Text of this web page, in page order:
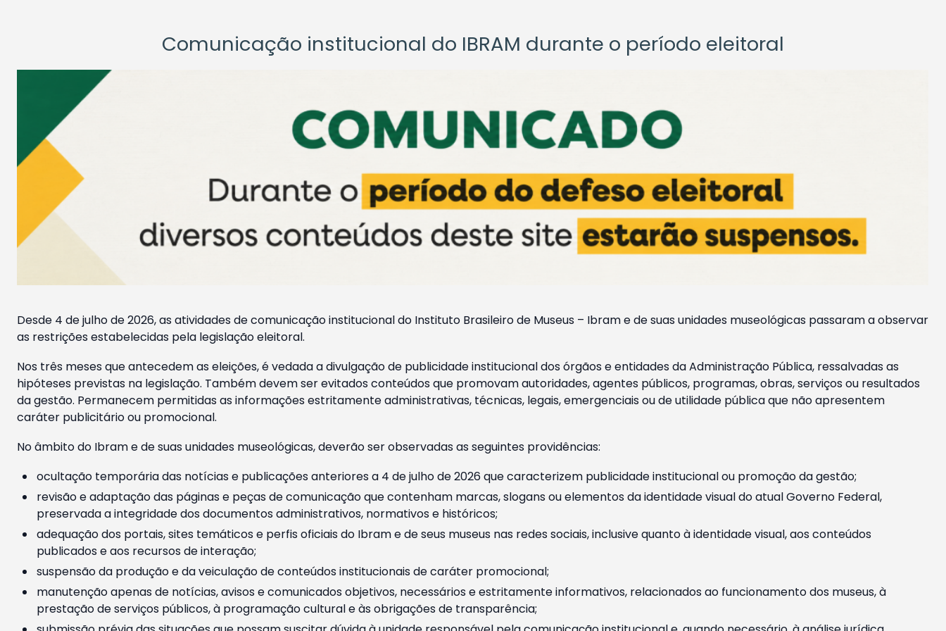
Comunicação institucional do IBRAM durante o período eleitoral
Desde 4 de julho de 2026, as atividades de comunicação institucional do Instituto Brasileiro de Museus – Ibram e de suas unidades museológicas passaram a observar
as restrições estabelecidas pela legislação eleitoral.
Nos três meses que antecedem as eleições, é vedada a divulgação de publicidade institucional dos órgãos e entidades da Administração Pública, ressalvadas as
hipóteses previstas na legislação. Também devem ser evitados conteúdos que promovam autoridades, agentes públicos, programas, obras, serviços ou resultados
da gestão. Permanecem permitidas as informações estritamente administrativas, técnicas, legais, emergenciais ou de utilidade pública que não apresentem
caráter publicitário ou promocional.
No âmbito do Ibram e de suas unidades museológicas, deverão ser observadas as seguintes providências:
ocultação temporária das notícias e publicações anteriores a 4 de julho de 2026 que caracterizem publicidade institucional ou promoção da gestão;
revisão e adaptação das páginas e peças de comunicação que contenham marcas, slogans ou elementos da identidade visual do atual Governo Federal,
preservada a integridade dos documentos administrativos, normativos e históricos;
adequação dos portais, sites temáticos e perfis oficiais do Ibram e de seus museus nas redes sociais, inclusive quanto à identidade visual, aos conteúdos
publicados e aos recursos de interação;
suspensão da produção e da veiculação de conteúdos institucionais de caráter promocional;
manutenção apenas de notícias, avisos e comunicados objetivos, necessários e estritamente informativos, relacionados ao funcionamento dos museus, à
prestação de serviços públicos, à programação cultural e às obrigações de transparência;